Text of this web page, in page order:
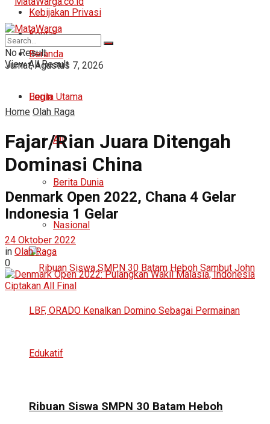
Kebijakan Privasi
Kontak
Jumat, Agustus 7, 2026
Login
Beranda
Berita Utama
All
Berita Dunia
Nasional
Ribuan Siswa SMPN 30 Batam Heboh
No Result
View All Result
Home Olah Raga
Fajar/Rian Juara Ditengah
Dominasi China
Denmark Open 2022, Chana 4 Gelar
Indonesia 1 Gelar
24 Oktober 2022
in Olah Raga
0